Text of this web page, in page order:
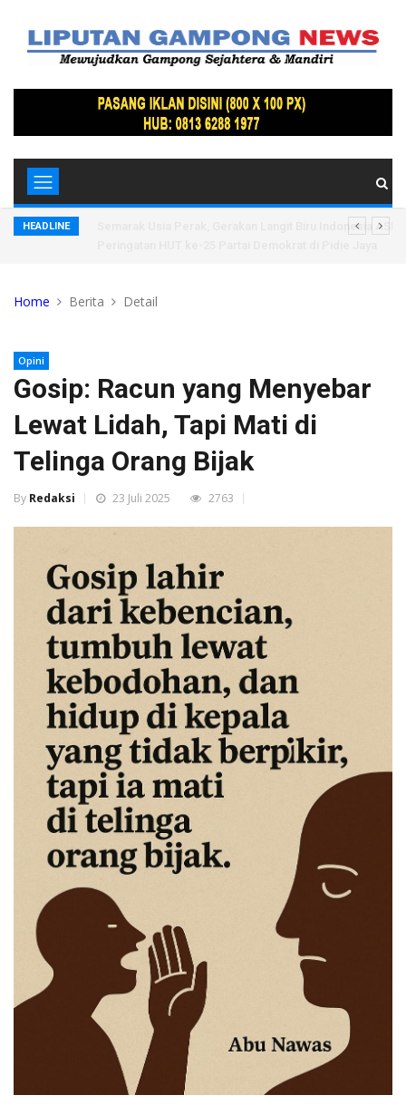
HEADLINE
Semarak Usia Perak, Gerakan Langit Biru Indonesia ASRI
Home Berita Detail
Opini
Gosip: Racun yang Menyebar
Lewat Lidah, Tapi Mati di
Telinga Orang Bijak
By Redaksi 23 Juli 2025 2763